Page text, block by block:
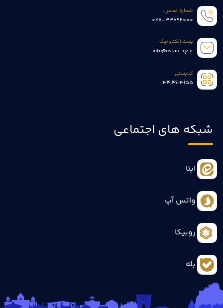
شماره تماس:
028-33892000
پست الکترونیک:
info@ostan-qz.ir
کدپستی:
3414613155
شبکه های اجتماعی
ایتا
واتس آپ
روبیکا
بله